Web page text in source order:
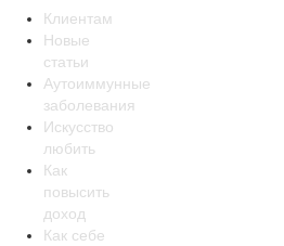
Клиентам
Новые
статьи
Аутоиммунные
заболевания
Искусство
любить
Как
повысить
доход
Как себе